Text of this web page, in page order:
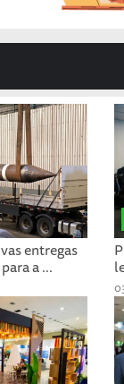
entregas
a ...